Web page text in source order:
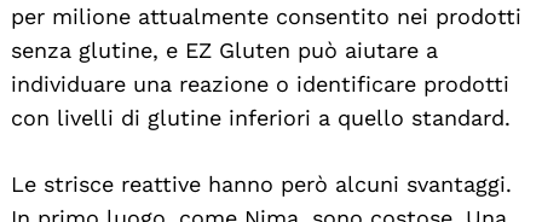
per milione attualmente consentito nei prodotti
senza glutine, e EZ Gluten può aiutare a
individuare una reazione o identificare prodotti
con livelli di glutine inferiori a quello standard.
Le strisce reattive hanno però alcuni svantaggi.